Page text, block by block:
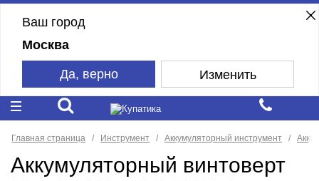
Ваш город
Москва
Да, верно Изменить
Главная страница Инструмент Аккумуляторный инструмент
Аккумуляторный винтоверт